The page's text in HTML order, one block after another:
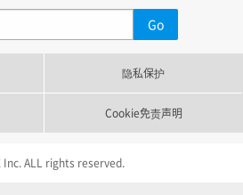
隐私保护
Cookie免责声明
Inc. ALL rights reserved.